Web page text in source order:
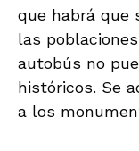
que habrá que
las
autobús no
históricos. Se
a los